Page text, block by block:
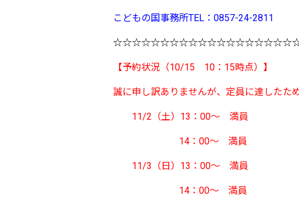
こどもの国事務所TEL：0857-24-2811
【予約状況（10/15 10：15時点）】
誠に申し訳ありませんが、定員に達したた
11/2（土）13：00～ 満員
14：00～ 満員
11/3（日）13：00～ 満員
14：00～ 満員